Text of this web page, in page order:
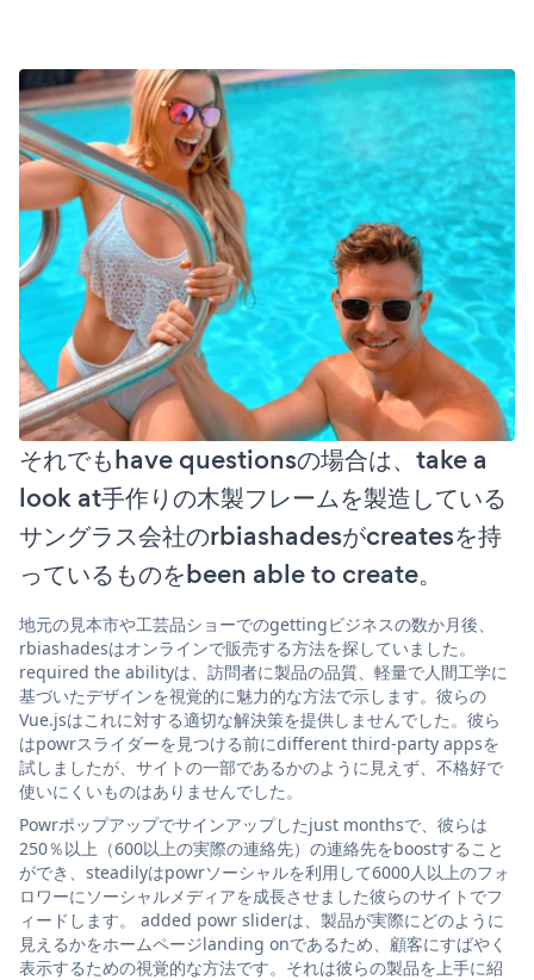
それでもhave questionsの場合は、take a
look at手作りの木製フレームを製造している
サングラス会社のrbiashadesがcreatesを持
っているものをbeen able to create。
地元の見本市や工芸品ショーでのgettingビジネスの数か月後、
rbiashadesはオンラインで販売する方法を探していました。
required the abilityは、訪問者に製品の品質、軽量で人間工学に
基づいたデザインを視覚的に魅力的な方法で示します。彼らの
Vue.jsはこれに対する適切な解決策を提供しませんでした。彼ら
はpowrスライダーを見つける前にdifferent third-party appsを
試しましたが、サイトの一部であるかのように見えず、不格好で
使いにくいものはありませんでした。
Powrポップアップでサインアップしたjust monthsで、彼らは
250％以上（600以上の実際の連絡先）の連絡先をboostすること
ができ、steadilyはpowrソーシャルを利用して6000人以上のフォ
ロワーにソーシャルメディアを成長させました彼らのサイトでフ
ィードします。 added powr sliderは、製品が実際にどのように
見えるかをホームページlanding onであるため、顧客にすばやく
表示するための視覚的な方法です。それは彼らの製品を上手に紹